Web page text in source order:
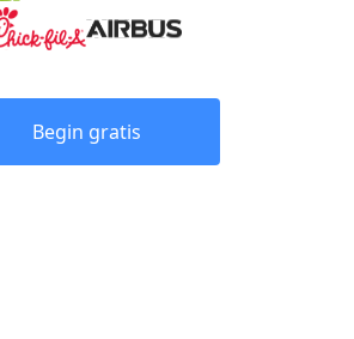
Begin gratis